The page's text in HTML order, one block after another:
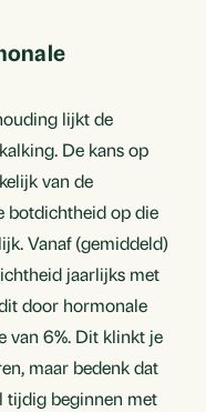
lijkt de
De kans op
van de
botdichtheid op die
Vanaf (gemiddeld)
jaarlijks met
door hormonale
van 6%. Dit klinkt je
maar bedenk dat
tijdig beginnen met